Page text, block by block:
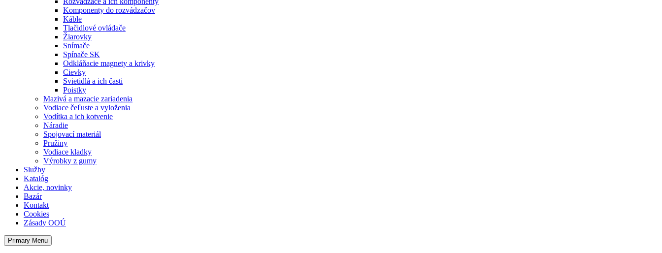
Komponenty do rozvádzačov
Káble
Tlačidlové ovládače
Žiarovky
Snímače
Spínače SK
Odkláňacie magnety a krivky
Cievky
Svietidlá a ich časti
Poistky
Mazivá a mazacie zariadenia
Vodiace čeľuste a vyloženia
Vodítka a ich kotvenie
Náradie
Spojovací materiál
Pružiny
Vodiace kladky
Výrobky z gumy
Služby
Katalóg
Akcie, novinky
Bazár
Kontakt
Cookies
Zásady OOÚ
Primary Menu